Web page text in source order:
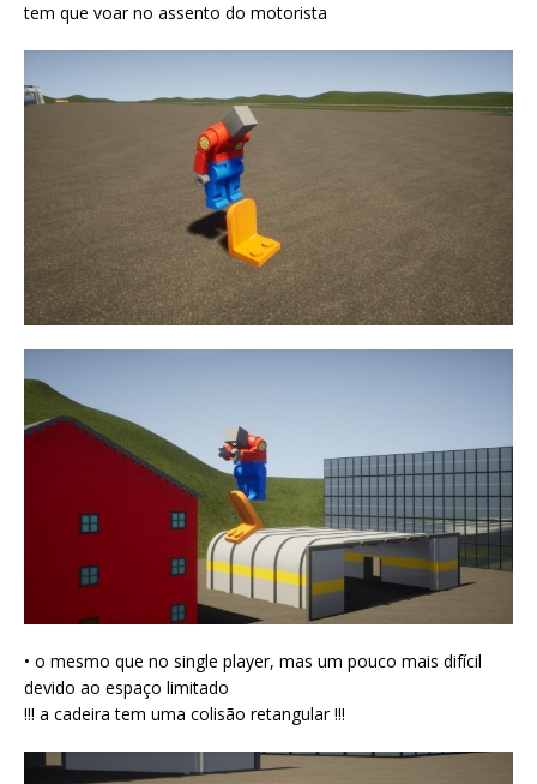
tem que voar no assento do motorista
• o mesmo que no single player, mas um pouco mais difícil
devido ao espaço limitado
!!! a cadeira tem uma colisão retangular !!!